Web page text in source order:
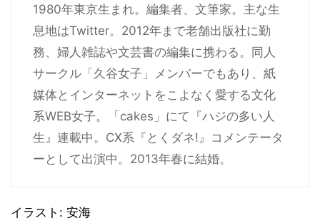
1980年東京生まれ。編集者、文筆家。主な生
息地はTwitter。2012年まで老舗出版社に勤
務、婦人雑誌や文芸書の編集に携わる。同人
サークル「久谷女子」メンバーでもあり、紙
媒体とインターネットをこよなく愛する文化
系WEB女子。「cakes」にて『ハジの多い人
生』連載中。CX系『とくダネ!』コメンテータ
ーとして出演中。2013年春に結婚。
イラスト: 安海